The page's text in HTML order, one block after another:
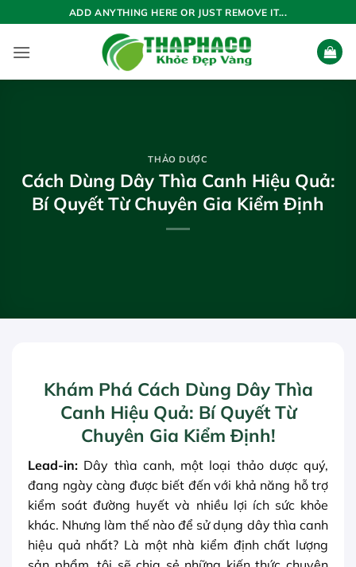
qua
nội
ADD ANYTHING HERE OR JUST REMOVE IT...
THẢO DƯỢC
Cách Dùng Dây Thìa Canh Hiệu Quả:
Bí Quyết Từ Chuyên Gia Kiểm Định
Khám Phá Cách Dùng Dây Thìa
Canh Hiệu Quả: Bí Quyết Từ
Chuyên Gia Kiểm Định!
Lead-in: Dây thìa canh, một loại thảo dược quý,
đang ngày càng được biết đến với khả năng hỗ trợ
kiểm soát đường huyết và nhiều lợi ích sức khỏe
khác. Nhưng làm thế nào để sử dụng dây thìa canh
hiệu quả nhất? Là một nhà kiểm định chất lượng